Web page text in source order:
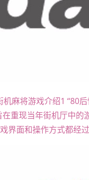
麻将游戏介绍1 “80
重现当年街机厅中的
面和操作方式都经过